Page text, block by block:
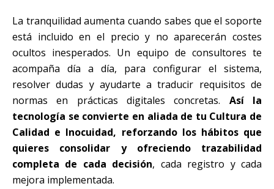
La tranquilidad aumenta cuando sabes que el soporte
está incluido en el precio y no aparecerán costes
ocultos inesperados. Un equipo de consultores te
acompaña día a día, para configurar el sistema,
resolver dudas y ayudarte a traducir requisitos de
normas en prácticas digitales concretas. Así la
tecnología se convierte en aliada de tu Cultura de
Calidad e Inocuidad, reforzando los hábitos que
quieres consolidar y ofreciendo trazabilidad
completa de cada decisión, cada registro y cada
mejora implementada.